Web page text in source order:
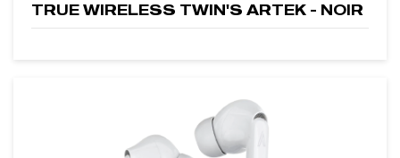
TRUE WIRELESS TWIN'S ARTEK - NOIR